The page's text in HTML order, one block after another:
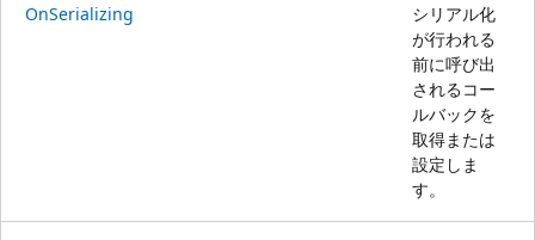
OnSerializing
シリアル化
が行われる
前に呼び出
されるコー
ルバックを
取得または
設定しま
す。